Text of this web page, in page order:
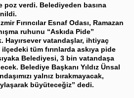
verdi. Belediyeden basına
Fırıncılar Esnaf Odası, Ramazan
ruhunu “Askıda Pide”
Hayırsever vatandaşlar, ihtiyaç
tüm fırınlarda askıya pide
Belediyesi, 3 bin vatandaşa
Belediye Başkanı Yıldız Ünsal
yalnız bırakmayacak,
büyüteceğiz” dedi.